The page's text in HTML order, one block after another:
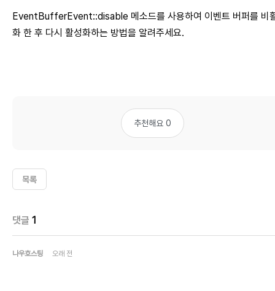
EventBufferEvent::disable 메소드를 사용하여 이벤트 버퍼를 비
화 한 후 다시 활성화하는 방법을 알려주세요.
추천해요 0
목록
댓글 1
나우호스팅 오래 전